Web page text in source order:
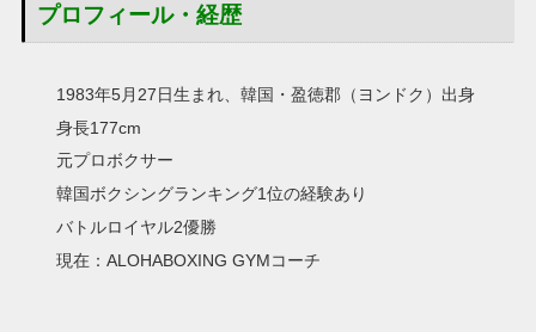
プロフィール・経歴
1983年5月27日生まれ、韓国・盈徳郡（ヨンドク）出身
身長177cm
元プロボクサー
韓国ボクシングランキング1位の経験あり
バトルロイヤル2優勝
現在：ALOHABOXING GYMコーチ